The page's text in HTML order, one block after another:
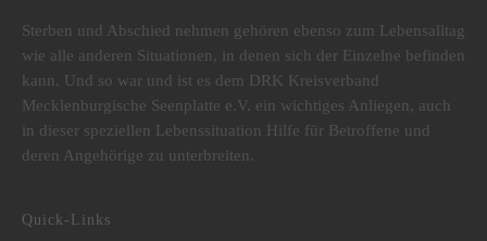
Sterben und Abschied nehmen gehören ebenso zum Lebensalltag
wie alle anderen Situationen, in denen sich der Einzelne befinden
kann. Und so war und ist es dem DRK Kreisverband
Mecklenburgische Seenplatte e.V. ein wichtiges Anliegen, auch
in dieser speziellen Lebenssituation Hilfe für Betroffene und
deren Angehörige zu unterbreiten.
Quick-Links